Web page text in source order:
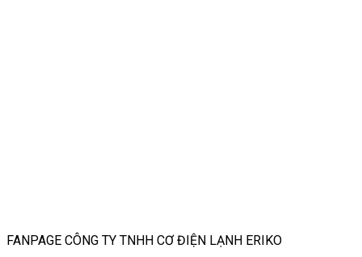
FANPAGE CÔNG TY TNHH CƠ ĐIỆN LẠNH ERIKO